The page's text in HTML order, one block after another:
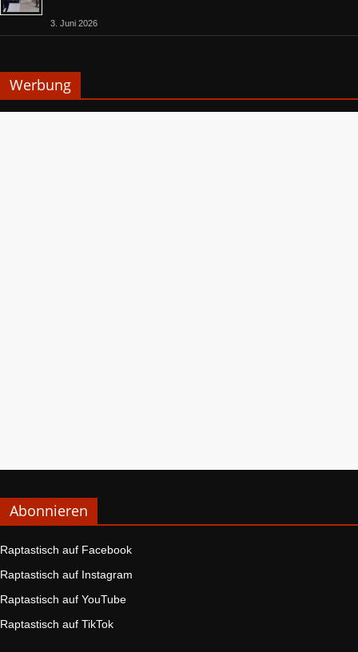
3. Juni 2026
Werbung
Abonnieren
Raptastisch auf Facebook
Raptastisch auf Instagram
Raptastisch auf YouTube
Raptastisch auf TikTok